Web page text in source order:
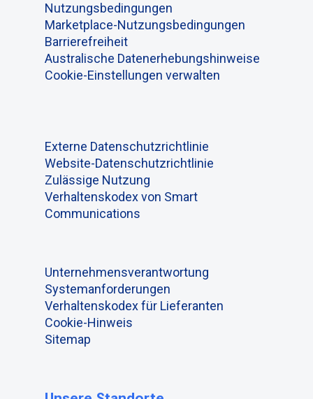
Nutzungsbedingungen
Marketplace-Nutzungsbedingungen
Barrierefreiheit
Australische Datenerhebungshinweise
Cookie-Einstellungen verwalten
Externe Datenschutzrichtlinie
Website-Datenschutzrichtlinie
Zulässige Nutzung
Verhaltenskodex von Smart
Communications
Unternehmensverantwortung
Systemanforderungen
Verhaltenskodex für Lieferanten
Cookie-Hinweis
Sitemap